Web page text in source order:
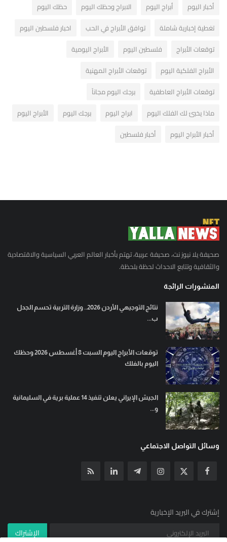
أخبار اليوم أبراج اليوم الابراج وحظك اليوم
حظك اليوم
تغطية إخبارية شاملة
توافق الأبراج في الحب
اخبار فلسطين اليوم
توقعات الأبراج
فلسطين اليوم
الأبراج اليومية
الأبراج الفلكية اليوم
توقعات الأبراج المهنية
توقعات الأبراج العاطفية
برجك اليوم مجاناً
ماذا يخبئ لك الفلك اليوم
ابراج اليوم برجك اليوم
الأبراج اليوم
أخبار الأبراج اليوم
أخبار فلسطين
صحيفة يلا نيوز نت، صحيفة عربية، تهتم بأخبار العالم العربي السياسية والاقتصادية
والثقافية وتتابع الاحداث لحظة بلحظة.
المنشورات الرائجة
نتائج التوجيهي الأردن 2026.. وزارة التربية تحسم الجدل
ب...
توقعات الأبراج اليوم السبت 8 أغسطس 2026 وحظك
اليوم بالفلك
الجيش الإيراني يعلن تنفيذ 14 عملية برية في السليمانية
و...
وسائل التواصل الاجتماعي
إشترك في البريد الإخبارية
الإشتراك